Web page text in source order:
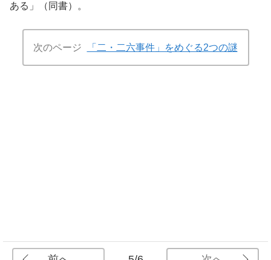
ある」（同書）。
次のページ 「二・二六事件」をめぐる2つの謎